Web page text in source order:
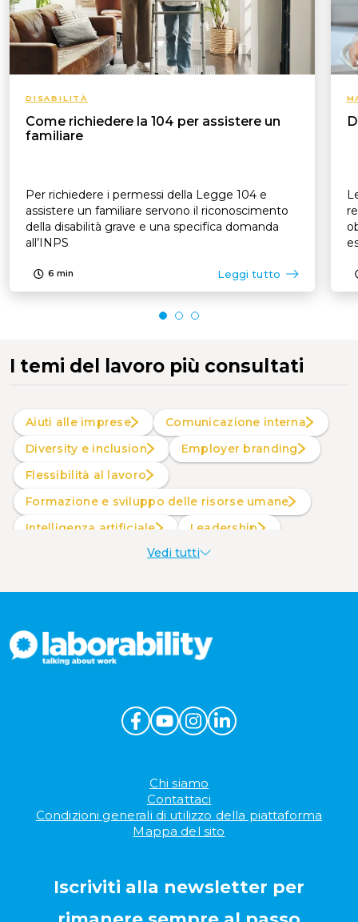
DISABILITÀ
Come richiedere la 104 per assistere un
familiare
Per richiedere i permessi della Legge 104 e
assistere un familiare servono il riconoscimento
della disabilità grave e una specifica domanda
all’INPS
6 min Leggi tutto
I temi del lavoro più consultati
Aiuti alle imprese
Comunicazione interna
Diversity e inclusion
Employer branding
Flessibilità al lavoro
Formazione e sviluppo delle risorse umane
intelligenza artificiale
Leadership
Produttività al lavoroVedi tutti
Chi siamo
Contattaci
Condizioni generali di utilizzo della piattaforma
Mappa del sito
Iscriviti alla newsletter per